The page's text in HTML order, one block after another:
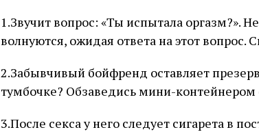
1.Звучит вопрос: «Ты испытала оргазм?».
волнуются, ожидая ответа на этот вопрос.
2.Забывчивый бойфренд оставляет
тумбочке? Обзаведись мини-контейнером
3.После секса у него следует сигарета в